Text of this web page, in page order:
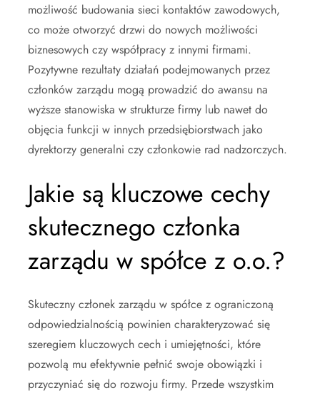
możliwość budowania sieci kontaktów zawodowych,
co może otworzyć drzwi do nowych możliwości
biznesowych czy współpracy z innymi firmami.
Pozytywne rezultaty działań podejmowanych przez
członków zarządu mogą prowadzić do awansu na
wyższe stanowiska w strukturze firmy lub nawet do
objęcia funkcji w innych przedsiębiorstwach jako
dyrektorzy generalni czy członkowie rad nadzorczych.
Jakie są kluczowe cechy
skutecznego członka
zarządu w spółce z o.o.?
Skuteczny członek zarządu w spółce z ograniczoną
odpowiedzialnością powinien charakteryzować się
szeregiem kluczowych cech i umiejętności, które
pozwolą mu efektywnie pełnić swoje obowiązki i
przyczyniać się do rozwoju firmy. Przede wszystkim